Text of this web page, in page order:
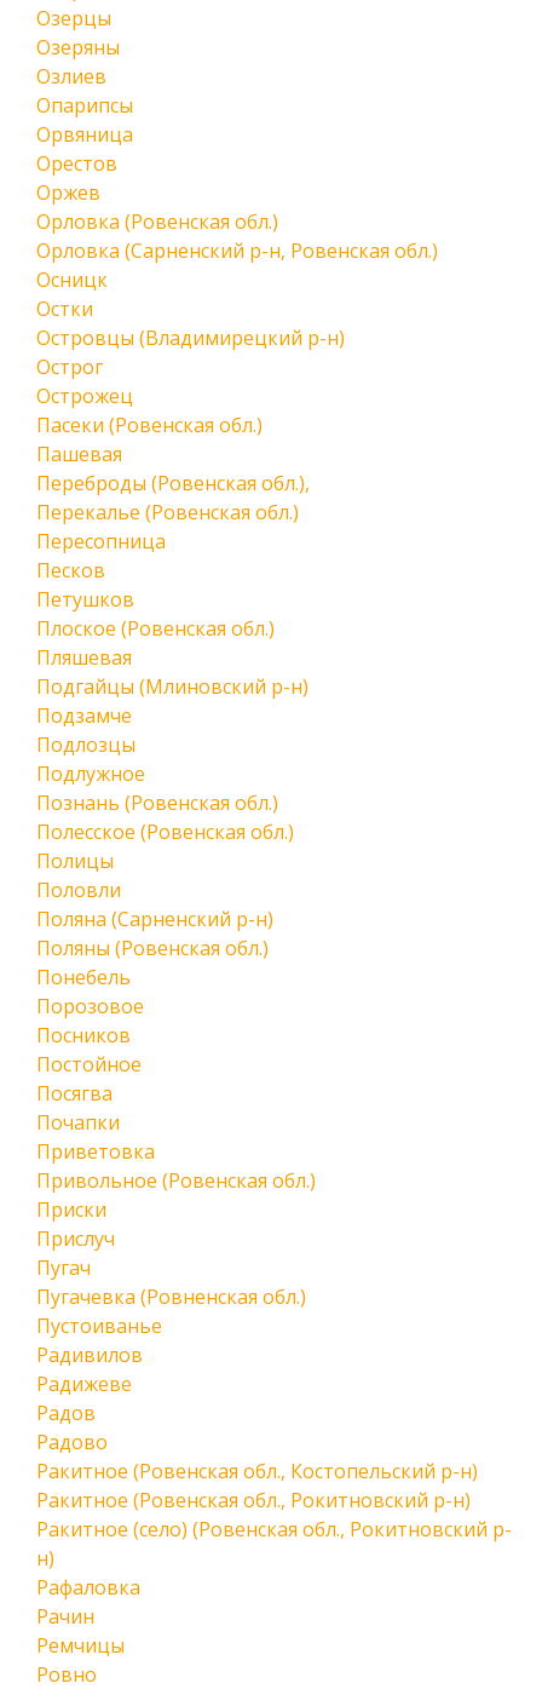
Озерцы
Озеряны
Озлиев
Опарипсы
Орвяница
Орестов
Оржев
Орловка (Ровенская обл.)
Орловка (Сарненский р-н, Ровенская обл.)
Осницк
Остки
Островцы (Владимирецкий р-н)
Острог
Острожец
Пасеки (Ровенская обл.)
Пашевая
Переброды (Ровенская обл.),
Перекалье (Ровенская обл.)
Пересопница
Песков
Петушков
Плоское (Ровенская обл.)
Пляшевая
Подгайцы (Млиновский р-н)
Подзамче
Подлозцы
Подлужное
Познань (Ровенская обл.)
Полесское (Ровенская обл.)
Полицы
Половли
Поляна (Сарненский р-н)
Поляны (Ровенская обл.)
Понебель
Порозовое
Посников
Постойное
Посягва
Почапки
Приветовка
Привольное (Ровенская обл.)
Приски
Прислуч
Пугач
Пугачевка (Ровненская обл.)
Пустоиванье
Радивилов
Радижеве
Радов
Радово
Ракитное (Ровенская обл., Костопельский р-н)
Ракитное (Ровенская обл., Рокитновский р-н)
Ракитное (село) (Ровенская обл., Рокитновский р-
н)
Рафаловка
Рачин
Ремчицы
Ровно